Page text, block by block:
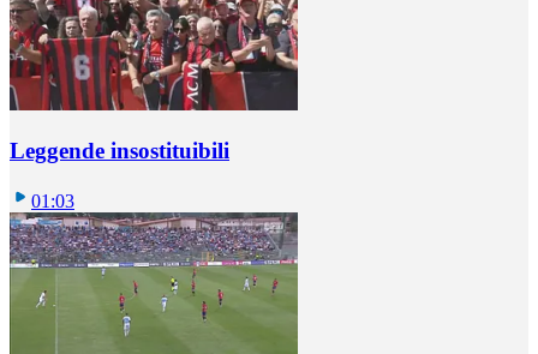
Leggende insostituibili
01:03